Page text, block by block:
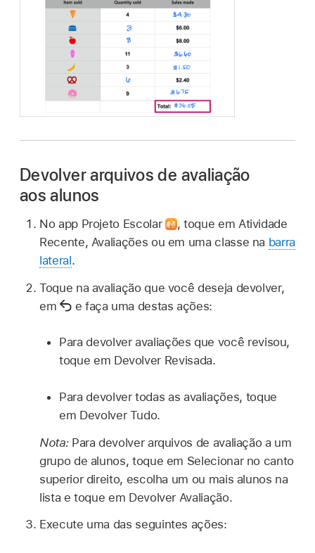
Devolver arquivos de avaliação
aos alunos
No app Projeto Escolar ,toque em Atividade
Recente, Avaliações ou em uma classe na barra
lateral.
Toque na avaliação que você deseja devolver,
em
e faça uma destas ações:
Para devolver avaliações que você revisou,
toque em Devolver Revisada.
Para devolver todas as avaliações, toque
em Devolver Tudo.
Nota: Para devolver arquivos de avaliação a um
grupo de alunos, toque em Selecionar no canto
superior direito, escolha um ou mais alunos na
lista e toque em Devolver Avaliação.
Execute uma das seguintes ações: